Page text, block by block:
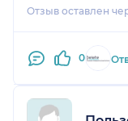
процесс, была
очень советую
проблемой не
Хочу выразить
Отзыв оставлен
0